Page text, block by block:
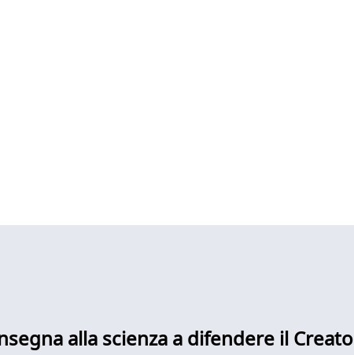
alla scienza a difendere il Creato